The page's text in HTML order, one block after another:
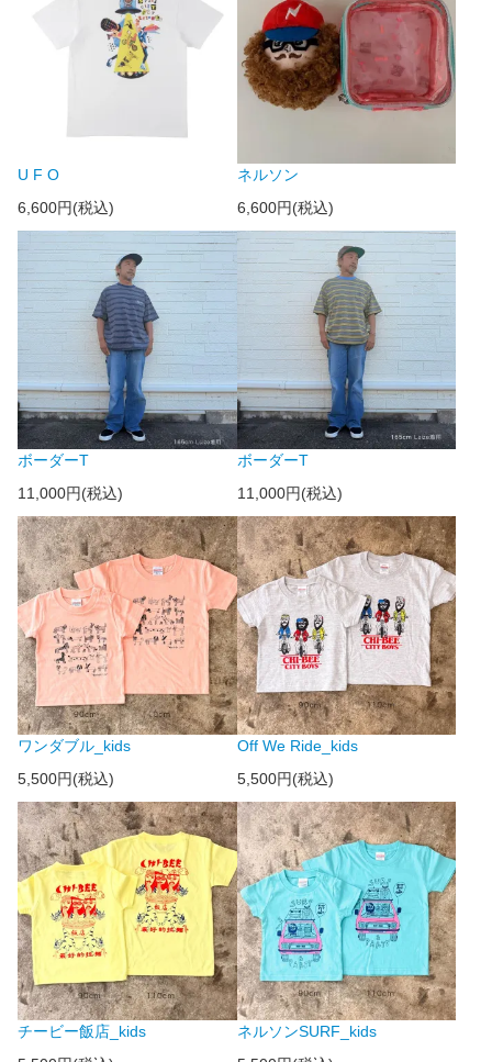
U F O
6,600円(税込)
ネルソン
6,600円(税込)
ボーダーT
11,000円(税込)
ボーダーT
11,000円(税込)
ワンダブル_kids
5,500円(税込)
Off We Ride_kids
5,500円(税込)
チービー飯店_kids
ネルソンSURF_kids